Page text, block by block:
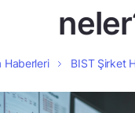
Haberleri BIST Şirket